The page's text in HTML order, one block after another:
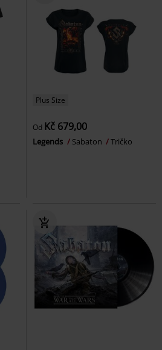
Plus Size
Od Kč 679,00
Legends Sabaton Tričko